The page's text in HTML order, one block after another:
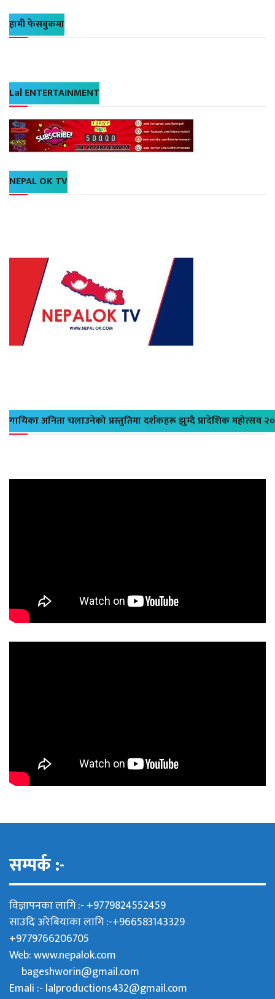
हामी फेसबुकमा
Lal ENTERTAINMENT
NEPAL OK TV
गायिका अनिता चलाउनेको प्रस्तुतिमा दर्शकहरू झुम्दै प्रादेशिक महोत्सव
सम्पर्क :-
विज्ञापनका लागि :- +9779824552459
साउदि अरेबियाका लागि :-+966583143329
+9779766206705
Web:www.nepalok.com
bageshworin@gmail.com
Emali :- lalproductions432@gmail.com